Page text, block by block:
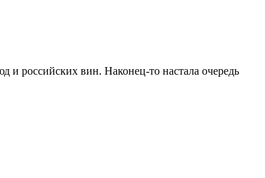
и российских вин. Наконец-то настала очередь